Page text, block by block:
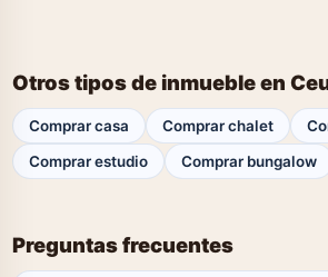
Otros tipos de inmueble en
Comprar casa Comprar chalet
Comprar estudio
Comprar bungalow
Preguntas frecuentes